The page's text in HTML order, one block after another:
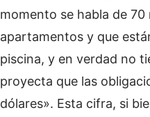
momento se habla de
apartamentos y que
piscina, y en verdad no
proyecta que las
dólares». Esta cifra, si